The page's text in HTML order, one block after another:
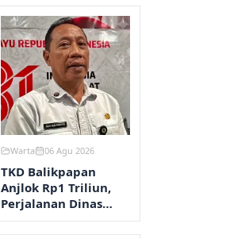
Warta 06 Agu 2026
TKD Balikpapan
Anjlok Rp1 Triliun,
Perjalanan Dinas
Dipangkas